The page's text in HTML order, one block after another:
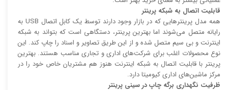
قابلیت اتصال به شبکه پرینتر
همه مدل پرینتر‌هایی که در بازار وجود دارند توسط یک کابل اتصال USB به
رایانه متصل می‌شوند اما بهترین پرینتر، دستگاهی است که بتواند به شبکه
اینترنت و بی سیم متصل شده و از این طریق تصاویر و اسناد را چاپ کند. این
نوع محصولات اغلب برای شرکت‌های اداری و تجاری مناسب هستند. بهترین
پرینتر با قابلیت اتصال به شبکه اینترنت هنوز هم مشتریان خاص خود را در
مرکز ماشین‌های اداری کیومیتا دارد.
ظرفیت نگهداری برگه چاپ در سینی پرینتر